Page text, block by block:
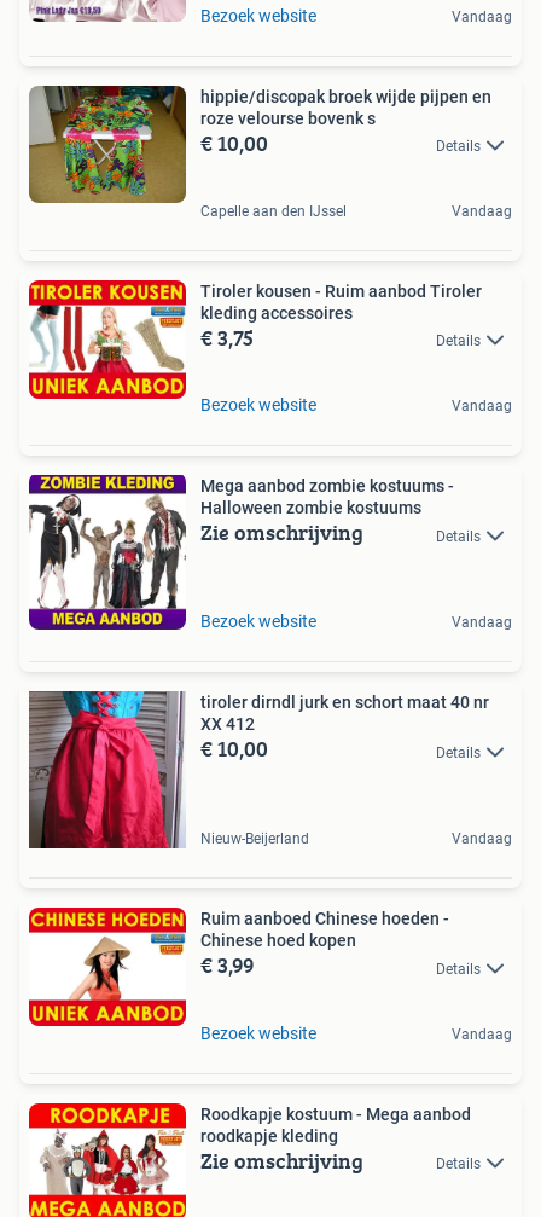
Bezoek website Vandaag
hippie/discopak broek wijde pijpen en
roze velourse bovenk s
€ 10,00 Details
Capelle aan den IJssel Vandaag
Tiroler kousen - Ruim aanbod Tiroler
kleding accessoires
€ 3,75 Details
Bezoek website Vandaag
Mega aanbod zombie kostuums -
Halloween zombie kostuums
Zie omschrijving Details
Bezoek website Vandaag
tiroler dirndl jurk en schort maat 40 nr
XX 412
€ 10,00 Details
Nieuw-Beijerland Vandaag
Ruim aanboed Chinese hoeden -
Chinese hoed kopen
€ 3,99 Details
Bezoek website Vandaag
Roodkapje kostuum - Mega aanbod
roodkapje kleding
Zie omschrijving Details